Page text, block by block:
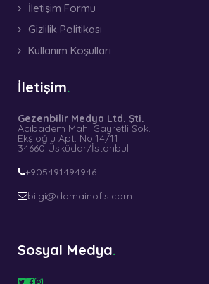
İletişim Formu
Gizlilik Politikası
Kullanım Koşulları
İletişim
Gezenbilir Medya Ltd. Şti.
Acıbadem Mah. Gayretli Sok.
Ekşioğlu Apt. No:14/11
34660 Üsküdar/İstanbul
+905491494946
bilgi@domainofis.com
Sosyal Medya